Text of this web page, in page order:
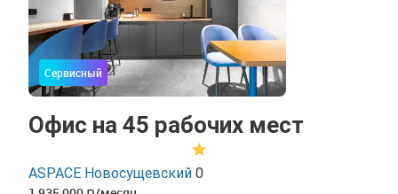
Сервисный
Офис на 45 рабочих мест
ASPACE Новосущевский 0